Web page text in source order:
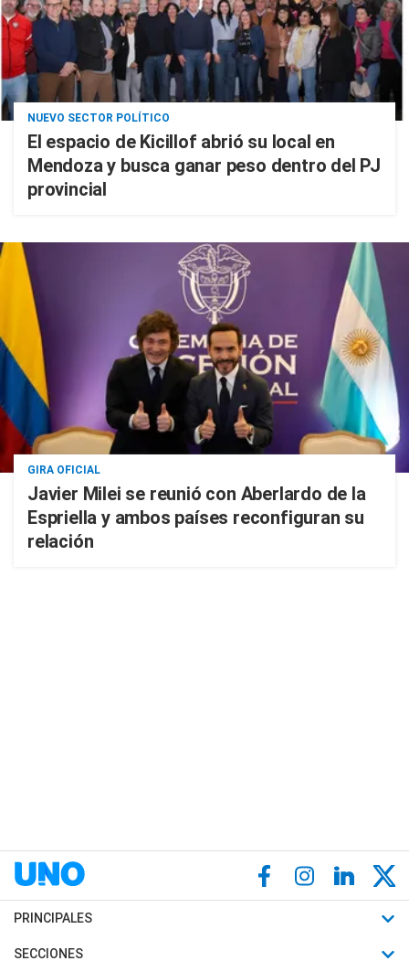
NUEVO SECTOR POLÍTICO
El espacio de Kicillof abrió su local en
Mendoza y busca ganar peso dentro del PJ
provincial
GIRA OFICIAL
Javier Milei se reunió con Aberlardo de la
Espriella y ambos países reconfiguran su
relación
PRINCIPALES
Últimas Noticias
SECCIONES